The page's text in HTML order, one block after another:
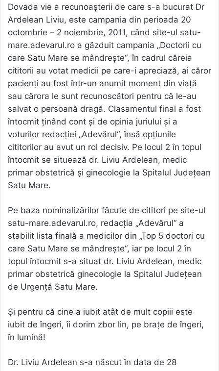
Dovada vie a recunoașterii de care s-a bucurat Dr
Ardelean Liviu, este campania din perioada 20
octombrie – 2 noiembrie, 2011, când site-ul satu-
mare.adevarul.ro a găzduit campania „Doctorii cu
care Satu Mare se mândreşte“, în cadrul căreia
cititorii au votat medicii pe care-i apreciază, ai căror
pacienţi au fost într-un anumit moment din viaţă
sau cărora le sunt recunoscători pentru că le-au
salvat o persoană dragă. Clasamentul final a fost
întocmit ţinând cont şi de opinia juriului şi a
voturilor redacţiei „Adevărul“, însă opţiunile
cititorilor au avut un rol decisiv. Pe locul 2 în topul
întocmit se situează dr. Liviu Ardelean, medic
primar obstetrică şi ginecologie la Spitalul Judeţean
Satu Mare.
Pe baza nominalizărilor făcute de cititori pe site-ul
satu-mare.adevarul.ro, redacţia „Adevărul“ a
stabilit lista finală a medicilor din „Top 5 doctori cu
care Satu Mare se mândreşte“, iar pe locul 2 în
topul întocmit s-a situat dr. Liviu Ardelean, medic
primar obstetrică ginecologie la Spitalul Judeţean
de Urgență Satu Mare.
Și pentru că cine a iubit atât de mult copiii este
iubit de îngeri, îi dorim zbor lin, pe brațe de îngeri,
în lumină!
Dr. Liviu Ardelean s-a născut în data de 28